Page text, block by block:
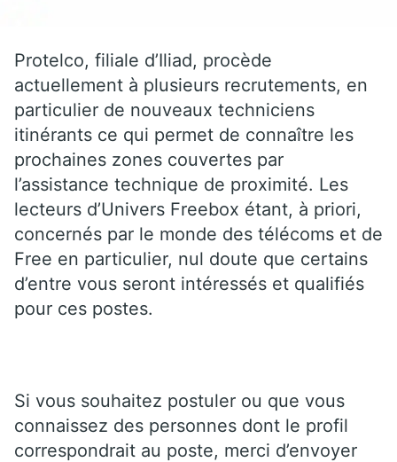
Protelco, filiale d’Iliad, procède
actuellement à plusieurs recrutements, en
particulier de nouveaux techniciens
itinérants ce qui permet de connaître les
prochaines zones couvertes par
l’assistance technique de proximité. Les
lecteurs d’Univers Freebox étant, à priori,
concernés par le monde des télécoms et de
Free en particulier, nul doute que certains
d’entre vous seront intéressés et qualifiés
pour ces postes.
Si vous souhaitez postuler ou que vous
connaissez des personnes dont le profil
correspondrait au poste, merci d’envoyer